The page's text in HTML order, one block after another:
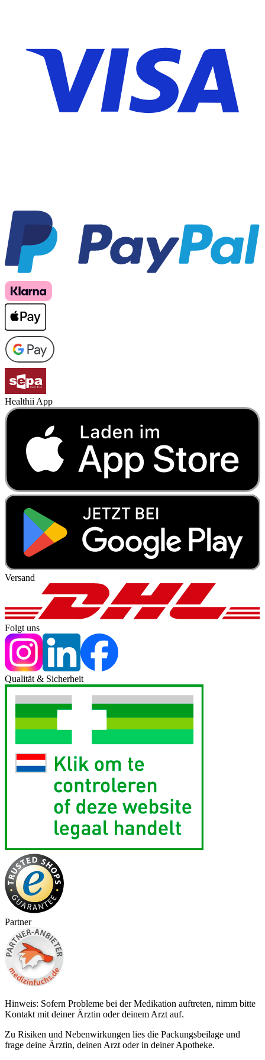
Healthii App
Versand
Folgt uns
Qualität & Sicherheit
Partner
Hinweis: Sofern Probleme bei der Medikation auftreten, nimm bitte
Kontakt mit deiner Ärztin oder deinem Arzt auf.
Zu Risiken und Nebenwirkungen lies die Packungsbeilage und
frage deine Ärztin, deinen Arzt oder in deiner Apotheke.